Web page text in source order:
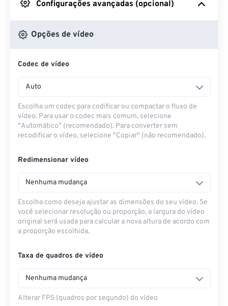
Do OneDrive
Configurações avançadas (opcional)
Opções de vídeo
Codec de vídeo
Auto
Escolha um codec para codificar ou compactar o fluxo de
vídeo. Para usar o codec mais comum, selecione
"Automático" (recomendado). Para converter sem
recodificar o vídeo, selecione "Copiar" (não recomendado).
Redimensionar vídeo
Nenhuma mudança
Escolha como deseja ajustar as dimensões do seu vídeo. Se
você selecionar resolução ou proporção, a largura do vídeo
original será usada para calcular a nova altura de acordo com
a proporção escolhida.
Taxa de quadros de vídeo
Nenhuma mudança
Alterar FPS (quadros por segundo) do vídeo